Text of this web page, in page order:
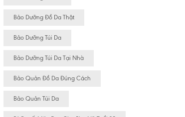
Bảo Dưỡng Đồ Da Thật
Bảo Dưỡng Túi Da
Bảo Dưỡng Túi Da Tại Nhà
Bảo Quản Đồ Da Đúng Cách
Bảo Quản Túi Da